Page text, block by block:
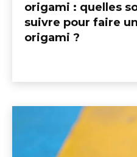
origami : quelles
suivre pour faire
origami ?